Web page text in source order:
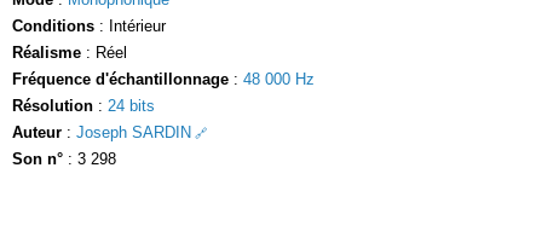
Conditions : Intérieur
Réalisme : Réel
Fréquence d'échantillonnage : 48 000 Hz
Résolution : 24 bits
Auteur : Joseph SARDIN
Son n° : 3 298